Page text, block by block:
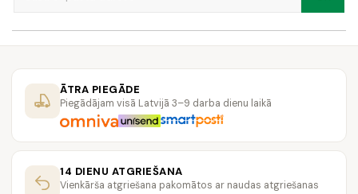
ĀTRA PIEGĀDE
Piegādājam visā Latvijā 3–9 darba dienu laikā
14 DIENU ATGRIEŠANA
Vienkārša atgriešana pakomātos ar naudas atgriešanas